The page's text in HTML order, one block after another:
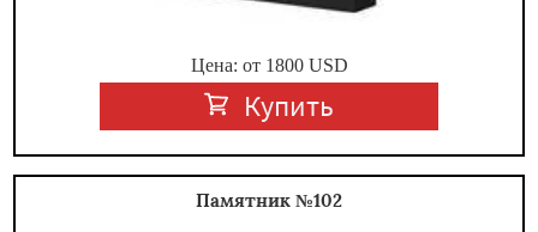
Цена: от 1800USD
Купить
Памятник №102